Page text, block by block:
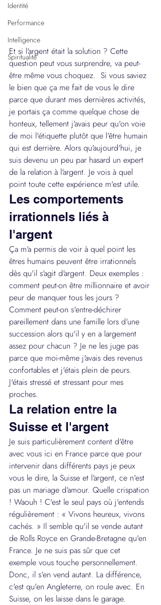
Identité
Performance
Intelligence
Spiritualité
Et si l'argent était la solution ? Cette
question peut vous surprendre, va peut-
être même vous choquez.  Si vous saviez
le bien que ça me fait de vous le dire
parce que durant mes dernières activités,
je portais ça comme quelque chose de
honteux, tellement j'avais peur qu'on voie
de moi l'étiquette plutôt que l'être humain
qui est derrière. Alors qu'aujourd'hui, je
suis devenu un peu par hasard un expert
de la relation à l'argent. Je vois à quel
point toute cette expérience m'est utile.
Les comportements
irrationnels liés à
l'argent
Ça m'a permis de voir à quel point les
êtres humains peuvent être irrationnels
dès qu'il s'agit d'argent. Deux exemples :
comment peut-on être millionnaire et avoir
peur de manquer tous les jours ?
Comment peut-on s'entre-déchirer
pareillement dans une famille lors d'une
succession alors qu'il y en a largement
assez pour chacun ? Je ne les juge pas
parce que moi-même j'avais des revenus
confortables et j'étais plein de peurs.
J'étais stressé et stressant pour mes
proches.
La relation entre la
Suisse et l'argent
Je suis particulièrement content d'être
avec vous ici en France parce que pour
intervenir dans différents pays je peux
vous le dire, la Suisse et l'argent, ce n'est
pas un mariage d'amour. Quelle crispation
! Waouh ! C'est le seul pays où j'entends
régulièrement : « Vivons heureux, vivons
cachés. » Il semble qu'il se vende autant
de Rolls Royce en Grande-Bretagne qu'en
France. Je ne suis pas sûr que cet
exemple vous touche personnellement.
Donc, il s'en vend autant. La différence,
c'est qu'en Angleterre, on roule avec. En
Suisse, on les laisse dans le garage.